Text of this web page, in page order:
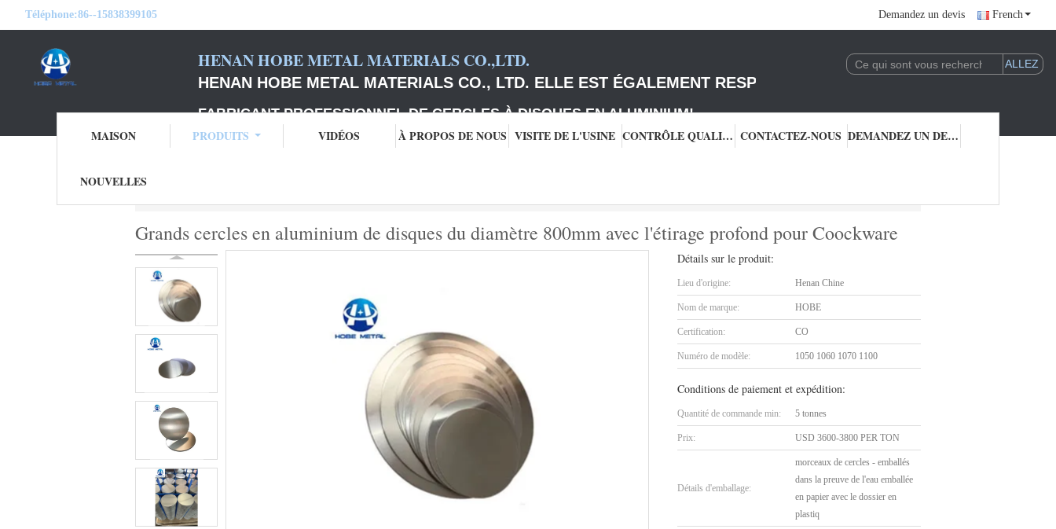
Téléphone:86--15838399105 Demandez un devis French
HENAN HOBE METAL MATERIALS CO.,LTD.
HENAN HOBE METAL MATERIALS CO., LTD. ELLE EST ÉGALEMENT RESPONSABLE DE L'EXPLOITATION DE LA
FABRICANT PROFESSIONNEL DE CERCLES À DISQUES EN ALUMINIUM!
MAISON PRODUITS VIDÉOS À PROPOS DE NOUS VISITE DE L'USINE CONTRÔLE QUALITÉ CONTACTEZ-NOUS DEMANDEZ UN DEVIS
NOUVELLES
Grands cercles en aluminium de disques du diamètre 800mm avec l'étirage profond pour Coockware
Détails sur le produit:
Lieu d'origine: Henan Chine
Nom de marque: HOBE
Certification: CO
Numéro de modèle: 1050 1060 1070 1100
Conditions de paiement et expédition:
Quantité de commande min: 5 tonnes
Prix: USD 3600-3800 PER TON
Détails d'emballage:
morceaux de cercles - emballés
dans la preuve de l'eau emballée
en papier avec le dossier en
plastiq